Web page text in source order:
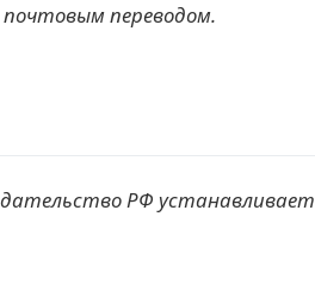
переводом.
РФ устанавливает